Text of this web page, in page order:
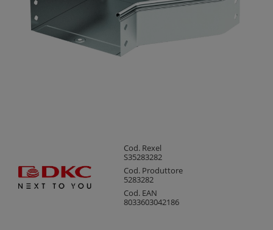
Cod. Rexel
S35283282
Cod. Produttore
5283282
Cod. EAN
8033603042186